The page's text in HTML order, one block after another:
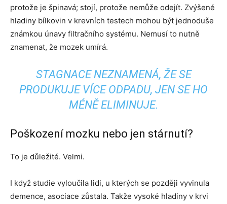
protože je špinavá; stojí, protože nemůže odejít. Zvýšené
hladiny bílkovin v krevních testech mohou být jednoduše
známkou únavy filtračního systému. Nemusí to nutně
znamenat, že mozek umírá.
STAGNACE NEZNAMENÁ, ŽE SE
PRODUKUJE VÍCE ODPADU, JEN SE HO
MÉNĚ ELIMINUJE.
Poškození mozku nebo jen stárnutí?
To je důležité. Velmi.
I když studie vyloučila lidi, u kterých se později vyvinula
demence, asociace zůstala. Takže vysoké hladiny v krvi